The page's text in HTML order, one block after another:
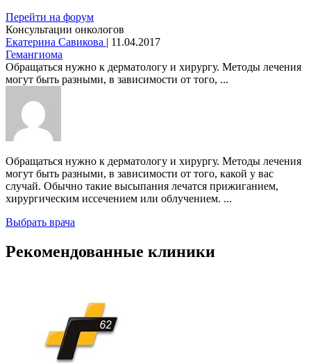
Перейти на форум
Консультации онкологов
Екатерина Савикова | 11.04.2017
Гемангиома
Обращаться нужно к дерматологу и хирургу. Методы лечения
могут быть разными, в зависимости от того, ...
Обращаться нужно к дерматологу и хирургу. Методы лечения
могут быть разными, в зависимости от того, какой у вас
случай. Обычно такие высыпания лечатся прижиганием,
хирургическим иссечением или облучением. ...
Выбрать врача
Рекомендованные клиники